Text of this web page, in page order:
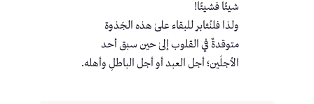
شيئًا فشيئًا!
ولذا فلنُثابر للبقاء علىٰ هذه الجَذوة
متوقدةٌ في القلوب إلىٰ حين سبق أحد
الأجلَين؛ أجل العبد أو أجل الباطلِ وأهله.